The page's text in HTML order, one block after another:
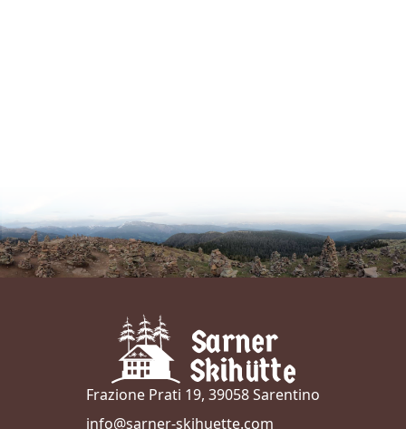
Frazione Prati 19, 39058 Sarentino
info@sarner-skihuette.com